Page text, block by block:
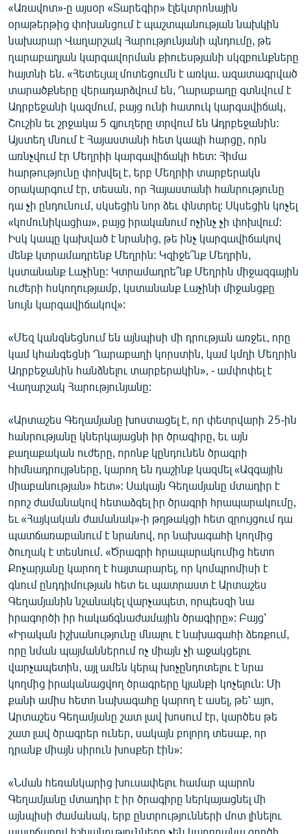
«Ազատության» բոլոր կայքերը
«Առավոտ»-ը այսօր «Տարեգիր» էլեկտրոնային
օրաթերթից փոխանցում է պաշտպանության նախկին
նախարար Վաղարշակ Հարությունյանի պնդումը, թե
ղարաբաղյան կարգավորման քիուեսթյանի սկզբունքները
հայտնի են. «Հետեւյալ մոտեցումն է առկա. ազատագրված
տարածքները վերադարձվում են, Ղարաբաղը գտնվում է
Ադրբեջանի կազմում, բայց ունի հատուկ կարգավիճակ,
Շուշին եւ շրջակա 5 գյուղերը տրվում են Ադրբեջանին:
Այստեղ մնում է Հայաստանի հետ կապի հարցը, որն
առնչվում էր Մեղրիի կարգավիճակի հետ: Հիմա
հարթությունը փոխվել է, երբ Մեղրիի տարբերակն
օրակարգում էր, տեսան, որ Հայաստանի հանրությունը
դա չի ընդունում, սկսեցին նոր ձեւ փնտրել: Սկսեցին կոչել
«կոմունիկացիա», բայց իրականում ոչինչ չի փոխվում:
Իսկ կապը կախված է նրանից, թե ինչ կարգավիճակով
մենք կտրամադրենք Մեղրին: Կզիջե՞նք Մեղրին,
կստանանք Լաչինը: Կտրամադրե՞նք Մեղրին միջազգային
ուժերի հսկողությամբ, կստանանք Լաչինի միջանցքը
նույն կարգավիճակով»:
«Մեզ կանգնեցնում են այնպիսի մի դրության առջեւ, որը
կամ կհանգեցնի Ղարաբաղի կորստին, կամ կմղի Մեղրին
Ադրբեջանին հանձնելու տարբերակին», - ամփոփել է
Վաղարշակ Հարությունյանը:
«Արտաշես Գեղամյանը խոստացել է, որ փետրվարի 25-ին
հանրությանը կներկայացնի իր ծրագիրը, եւ այն
քաղաքական ուժերը, որոնք կընդունեն ծրագրի
հիմնադրույթները, կարող են դաշինք կազմել «Ազգային
միաբանության» հետ»: Սակայն Գեղամյանը մտադիր է
որոշ ժամանակով հետաձգել իր ծրագրի հրապարակումը,
եւ «Հայկական ժամանակ»-ի թղթակցի հետ զրույցում դա
պատճառաբանում է նրանով, որ նախագահի կողմից
ծուղակ է տեսնում. «Ծրագրի հրապարակումից հետո
Քոչարյանը կարող է հայտարարել, որ կոմպրոմիսի է
գնում ընդդիմության հետ եւ պատրաստ է Արտաշես
Գեղամյանին նշանակել վարչապետ, որպեսզի նա
իրագործի իր հակաճգնաժամային ծրագիրը»: Բայց՝
«Իրական իշխանությունը մնալու է նախագահի ձեռքում,
որը նման պայմաններում ոչ միայն չի աջակցելու
վարչապետին, այլ ամեն կերպ խոչընդոտելու է նրա
կողմից իրականացվող ծրագրերը կյանքի կոչելուն: Մի
քանի ամիս հետո նախագահը կարող է ասել, թե՝ այո,
Արտաշես Գեղամյանը շատ լավ խոսում էր, կարծես թե
շատ լավ ծրագրեր ուներ, սակայն բոլորդ տեսաք, որ
դրանք միայն սիրուն խոսքեր էին»:
«Նման հեռանկարից խուսափելու համար պարոն
Գեղամյանը մտադիր է իր ծրագիրը ներկայացնել մի
այնպիսի ժամանակ, երբ ընտրությունների մոտ լինելու